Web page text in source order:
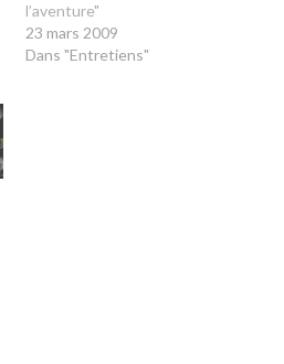
l’aventure"
23 mars 2009
Dans "Entretiens"